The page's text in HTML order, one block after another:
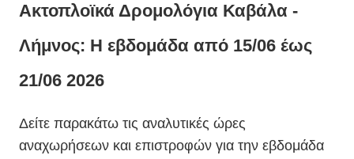
Ακτοπλοϊκά Δρομολόγια Καβάλα -
Λήμνος: Η εβδομάδα από 15/06 έως
21/06 2026
Δείτε παρακάτω τις αναλυτικές ώρες
αναχωρήσεων και επιστροφών για την εβδομάδα